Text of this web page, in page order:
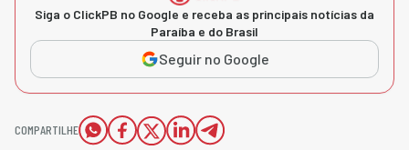
Siga o ClickPB no Google e receba as principais notícias da
Paraíba e do Brasil
Seguir no Google
COMPARTILHE